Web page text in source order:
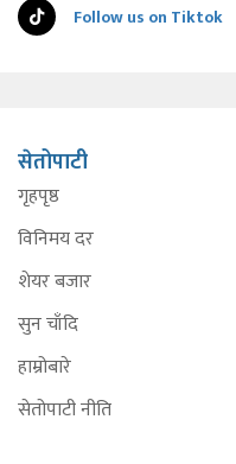
Follow us on Tiktok
सेतोपाटी
गृहपृष्ठ
विनिमय दर
शेयर बजार
सुन चाँदि
हाम्रोबारे
सेतोपाटी नीति